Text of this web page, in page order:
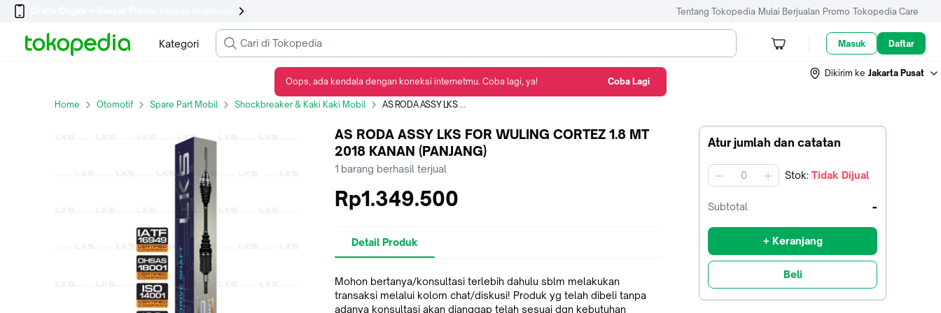
Tentang Tokopedia Mulai Berjualan Promo Tokopedia Care
Kategori Masuk Daftar
Dikirim ke Jakarta Pusat
Home Otomotif Spare Part Mobil Shockbreaker & Kaki Kaki Mobil AS RODA ASSY LKS FOR WULING CORTEZ 1.8 MT 2018 KANAN (PANJANG)
Atur jumlah dan catatan
jumlah Stok: Tidak Dijual
Subtotal -
+ Keranjang
Beli
AS RODA ASSY LKS FOR WULING CORTEZ 1.8 MT
2018 KANAN (PANJANG)
1 barang berhasil terjual
Rp1.349.500
Detail Produk
Mohon bertanya/konsultasi terlebih dahulu sblm melakukan
transaksi melalui kolom chat/diskusi! Produk yg telah dibeli tanpa
adanya konsultasi akan dianggap telah sesuai dgn kebutuhan
Oops, ada kendala dengan koneksi internetmu. Coba lagi, ya! Coba Lagi